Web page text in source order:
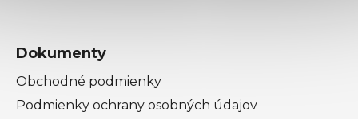
Dokumenty
Obchodné podmienky
Podmienky ochrany osobných údajov